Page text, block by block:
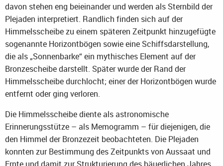
davon stehen eng beieinander und werden als Sternbild der
Plejaden interpretiert. Randlich finden sich auf der
Himmelsscheibe zu einem späteren Zeitpunkt hinzugefügte
sogenannte Horizontbögen sowie eine Schiffsdarstellung,
die als „Sonnenbarke“ ein mythisches Element auf der
Bronzescheibe darstellt. Später wurde der Rand der
Himmelsscheibe durchlocht; einer der Horizontbögen wurde
entfernt oder ging verloren.
Die Himmelsscheibe diente als astronomische
Erinnerungsstütze – als Memogramm – für diejenigen, die
den Himmel der Bronzezeit beobachteten. Die Plejaden
konnten zur Bestimmung des Zeitpunkts von Aussaat und